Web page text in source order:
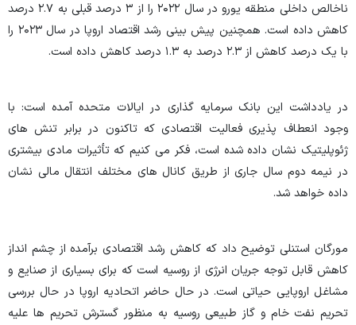
ناخالص داخلی منطقه یورو در سال ۲۰۲۲ را از ۳ درصد قبلی به ۲.۷ درصد
کاهش داده است. همچنین پیش بینی رشد اقتصاد اروپا در سال ۲۰۲۳ را
با یک درصد کاهش از ۲.۳ درصد به ۱.۳ درصد کاهش داده است.
در یادداشت این بانک سرمایه گذاری در ایالات متحده آمده است: با
وجود انعطاف پذیری فعالیت اقتصادی که تاکنون در برابر تنش های
ژئوپلیتیک نشان داده شده است، فکر می کنیم که تأثیرات مادی بیشتری
در نیمه دوم سال جاری از طریق کانال های مختلف انتقال مالی نشان
داده خواهد شد.
مورگان استنلی توضیح داد که کاهش رشد اقتصادی برآمده از چشم انداز
کاهش قابل توجه جریان انرژی از روسیه است که برای بسیاری از صنایع و
مشاغل اروپایی حیاتی است. در حال حاضر اتحادیه اروپا در حال بررسی
تحریم نفت خام و گاز طبیعی روسیه به منظور گسترش تحریم ها علیه